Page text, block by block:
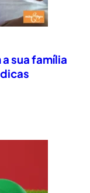
sua família